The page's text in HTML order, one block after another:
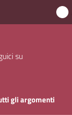
su
gli argomenti